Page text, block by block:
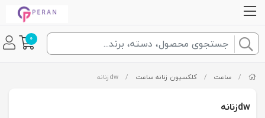
0
/ ساعت / کلکسیون زنانه ساعت /
dwزنانه